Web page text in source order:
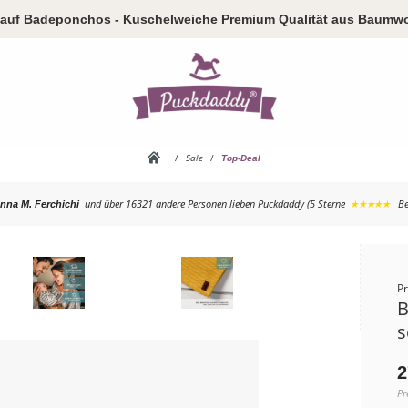
Badeponchos - Kuschelweiche Premium Qualität aus
/ Sale / Top-Deal
M. Ferchichi und über 16321 andere Personen lieben Puckdaddy (5 Sterne ★★★★★